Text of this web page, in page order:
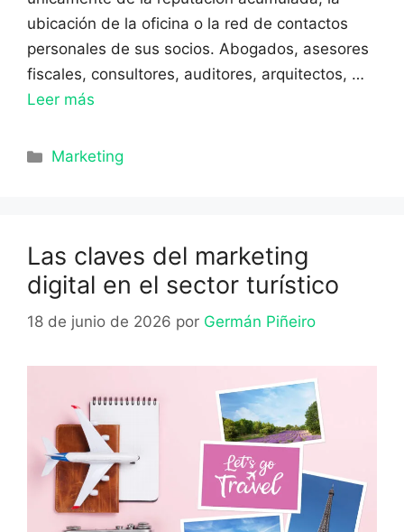
ubicación de la oficina o la red de contactos
personales de sus socios. Abogados, asesores
fiscales, consultores, auditores, arquitectos, …
Leer más
Categorías
Marketing
Las claves del marketing
digital en el sector turístico
18 de junio de 2026 por Germán Piñeiro